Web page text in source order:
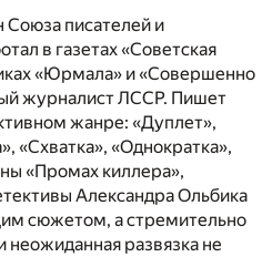
писателей и
в газетах «Советская
«Юрмала» и «Совершенно
журналист ЛССР. Пишет
жанре: «Дуплет»,
«Схватка», «Однократка»,
«Промах киллера»,
Александра Ольбика
сюжетом, а стремительно
развязка не